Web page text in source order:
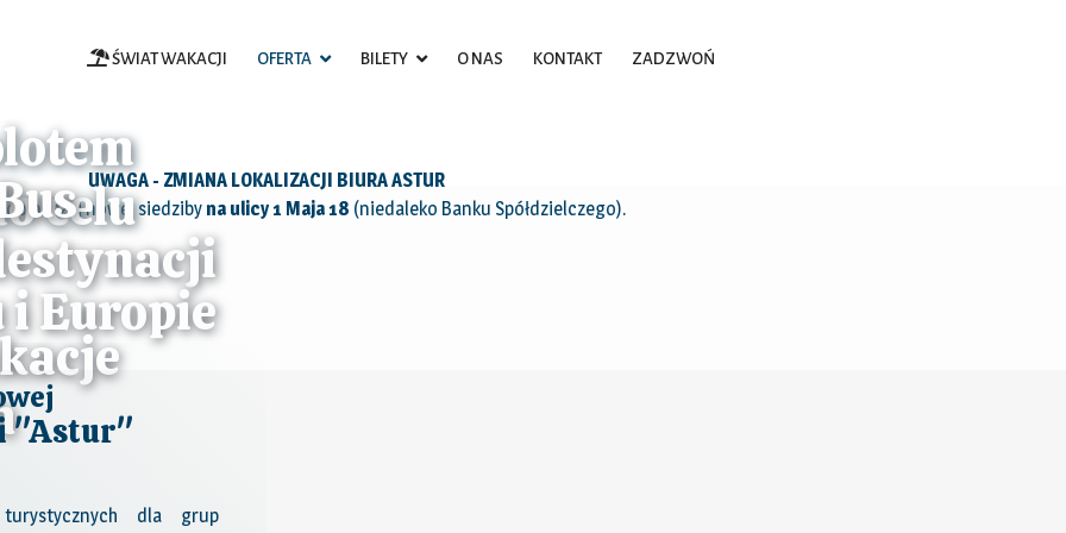
ŚWIAT WAKACJI OFERTA BILETY O NAS KONTAKT ZADZWOŃ
UWAGA - ZMIANA LOKALIZACJI BIURA ASTUR
do naszej nowej siedzibyna ulicy 1 Maja 18 (niedaleko Banku Spółdzielczego).
celu
Europie
"Astur"
dla grup